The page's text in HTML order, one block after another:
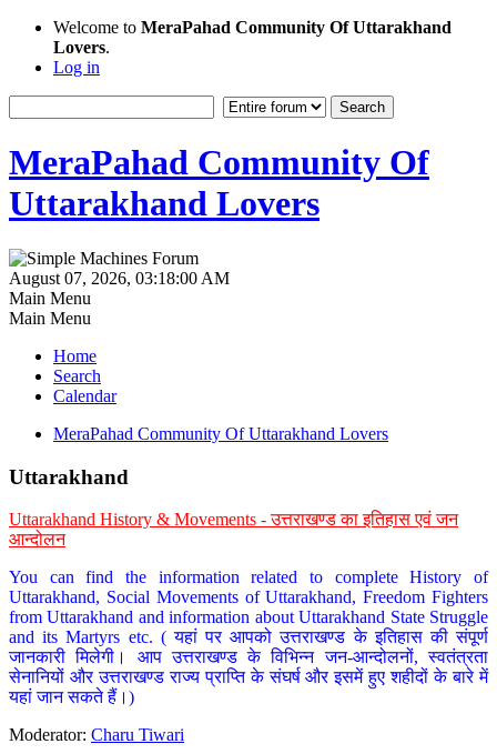
Welcome to MeraPahad Community Of Uttarakhand
Lovers.
Log in
MeraPahad Community Of
Uttarakhand Lovers
August 07, 2026, 03:18:00 AM
Main Menu
Main Menu
Home
Search
Calendar
MeraPahad Community Of Uttarakhand Lovers
Uttarakhand
Uttarakhand History & Movements - उत्तराखण्ड का इतिहास एवं जन
आन्दोलन
You can find the information related to complete History of
Uttarakhand, Social Movements of Uttarakhand, Freedom Fighters
from Uttarakhand and information about Uttarakhand State Struggle
and its Martyrs etc. ( यहां पर आपको उत्तराखण्ड के इतिहास की संपूर्ण
जानकारी मिलेगी। आप उत्तराखण्ड के विभिन्न जन-आन्दोलनों, स्वतंत्रता
सेनानियों और उत्तराखण्ड राज्य प्राप्ति के संघर्ष और इसमें हुए शहीदों के बारे में
यहां जान सकते हैं।)
Moderator: Charu Tiwari